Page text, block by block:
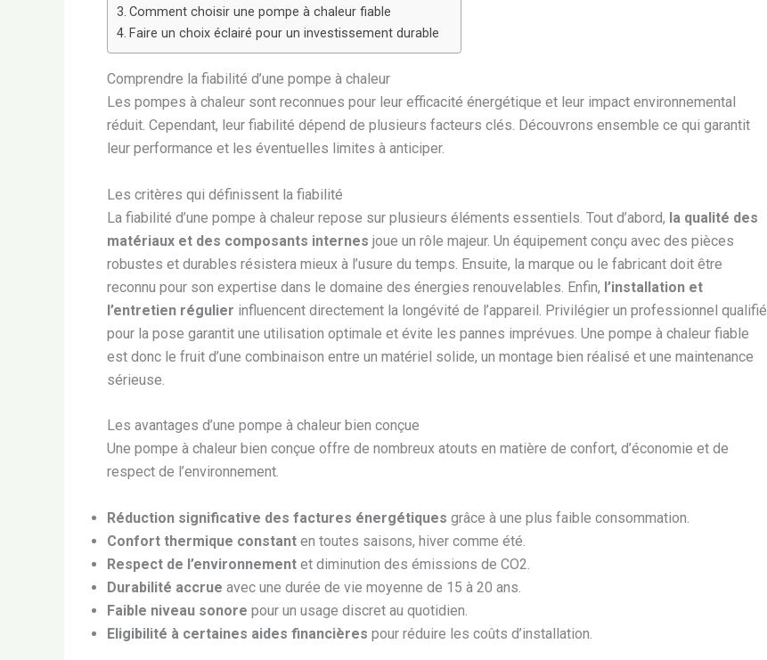
Comment choisir une pompe à chaleur fiable
Faire un choix éclairé pour un investissement durable
Comprendre la fiabilité d’une pompe à chaleur
Les pompes à chaleur sont reconnues pour leur efficacité énergétique et leur impact environnemental
réduit. Cependant, leur fiabilité dépend de plusieurs facteurs clés. Découvrons ensemble ce qui garantit
leur performance et les éventuelles limites à anticiper.
Les critères qui définissent la fiabilité
La fiabilité d’une pompe à chaleur repose sur plusieurs éléments essentiels. Tout d’abord, la qualité des
matériaux et des composants internes joue un rôle majeur. Un équipement conçu avec des pièces
robustes et durables résistera mieux à l’usure du temps. Ensuite, la marque ou le fabricant doit être
reconnu pour son expertise dans le domaine des énergies renouvelables. Enfin, l’installation et
l’entretien régulier influencent directement la longévité de l’appareil. Privilégier un professionnel qualifié
pour la pose garantit une utilisation optimale et évite les pannes imprévues. Une pompe à chaleur fiable
est donc le fruit d’une combinaison entre un matériel solide, un montage bien réalisé et une maintenance
sérieuse.
Les avantages d’une pompe à chaleur bien conçue
Une pompe à chaleur bien conçue offre de nombreux atouts en matière de confort, d’économie et de
respect de l’environnement.
Réduction significative des factures énergétiques grâce à une plus faible consommation.
Confort thermique constant en toutes saisons, hiver comme été.
Respect de l’environnement et diminution des émissions de CO2.
Durabilité accrue avec une durée de vie moyenne de 15 à 20 ans.
Faible niveau sonore pour un usage discret au quotidien.
Eligibilité à certaines aides financières pour réduire les coûts d’installation.